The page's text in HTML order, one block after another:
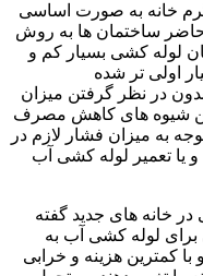
خانه به صورت اساسی
حاضر ساختمان ها به روش
لوله کشی بسیار کم و
اولی تر شده
در نظر گرفتن میزان
شیوه های کاهش مصرف
به میزان فشار لازم در
یا تعمیر لوله کشی آب
خانه های جدید گفته
لوله کشی آب به
کمترین هزینه و خرابی